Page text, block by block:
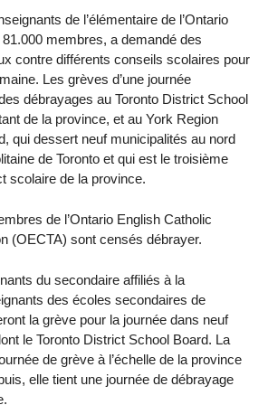
de l’élémentaire de l’Ontario
membres, a demandé des
contre différents conseils scolaires pour
Les grèves d’une journée
débrayages au Toronto District School
de la province, et au York Region
qui dessert neuf municipalités au nord
de Toronto et qui est le troisième
scolaire de la province.
de l’Ontario English Catholic
(OECTA) sont censés débrayer.
du secondaire affiliés à la
des écoles secondaires de
la grève pour la journée dans neuf
le Toronto District School Board. La
de grève à l’échelle de la province
elle tient une journée de débrayage